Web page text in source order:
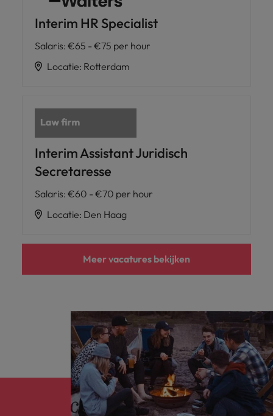
Interim HR Specialist
Salaris: €65 - €75 per hour
Locatie: Rotterdam
Interim Assistant Juridisch
Secretaresse
Salaris: €60 - €70 per hour
Locatie: Den Haag
Meer vacatures bekijken